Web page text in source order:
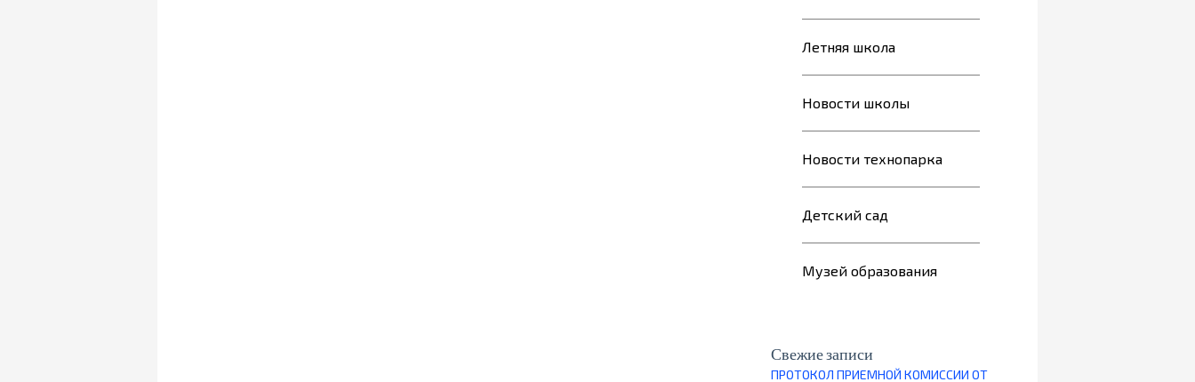
Летняя школа
Новости школы
Новости технопарка
Детский сад
Музей образования
Свежие записи
ПРОТОКОЛ ПРИЕМНОЙ КОМИССИИ ОТ